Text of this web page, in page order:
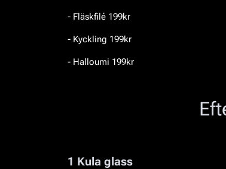
- Fläskfilé 199kr
- Kyckling 199kr
- Halloumi 199kr
1 Kula glass